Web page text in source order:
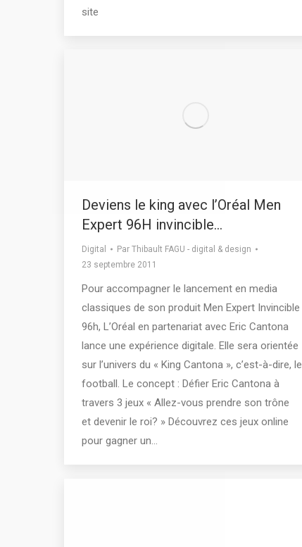
site
Deviens le king avec l’Oréal Men
Expert 96H invincible…
Digital Par Thibault FAGU - digital & design
23 septembre 2011
Pour accompagner le lancement en media
classiques de son produit Men Expert Invincible
96h, L’Oréal en partenariat avec Eric Cantona
lance une expérience digitale. Elle sera orientée
sur l’univers du « King Cantona », c’est-à-dire, le
football. Le concept : Défier Eric Cantona à
travers 3 jeux « Allez-vous prendre son trône
et devenir le roi? » Découvrez ces jeux online
pour gagner un…